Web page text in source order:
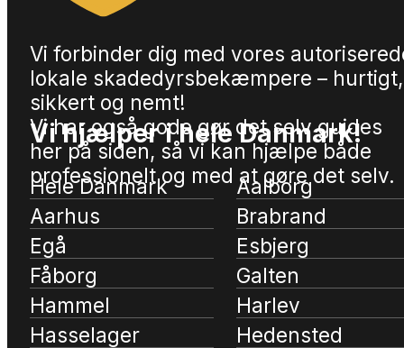
Vi forbinder dig med vores
lokale skadedyrsbekæmpere – hurtigt,
sikkert og nemt!
Vi har også gode gør det selv guides
her på siden, så vi kan hjælpe både
professionelt og med at gøre det selv.
Vi hjælper i hele Danmark!
Hele Danmark
Aalborg
Aarhus
Brabrand
Egå
Esbjerg
Fåborg
Galten
Hammel
Harlev
Hasselager
Hedensted